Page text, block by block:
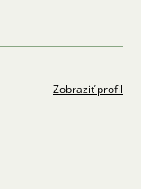
Zobraziť profil